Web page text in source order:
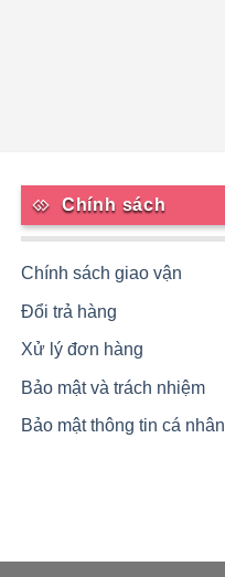
Chính sách
Chính sách giao vận
Đổi trả hàng
Xử lý đơn hàng
Bảo mật và trách nhiệm
Bảo mật thông tin cá nhân